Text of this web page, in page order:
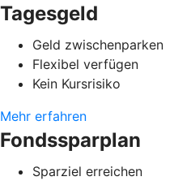
Tagesgeld
Geld zwischenparken
Flexibel verfügen
Kein Kursrisiko
Mehr erfahren
Fondssparplan
Sparziel erreichen